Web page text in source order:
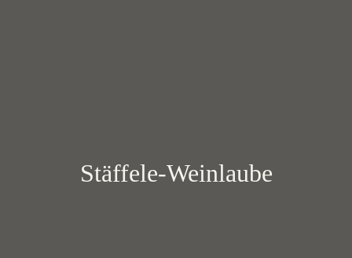
Stäffele-Weinlaube